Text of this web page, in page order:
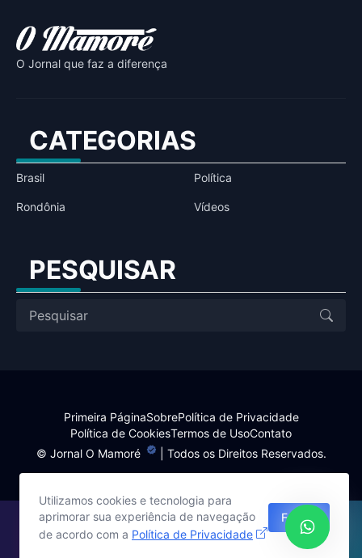
O Jornal que faz a diferença
CATEGORIAS
Brasil Política
Rondônia Vídeos
PESQUISAR
© Jornal O Mamoré | Todos os Direitos Reservados.
Primeira PáginaSobrePolítica de Privacidade
Política de CookiesTermos de UsoContato
Utilizamos cookies e tecnologia para
aprimorar sua experiência de navegação
de acordo com a Política de Privacidade
Fechar
Site desenvolvido por:
Harlley Rebouças